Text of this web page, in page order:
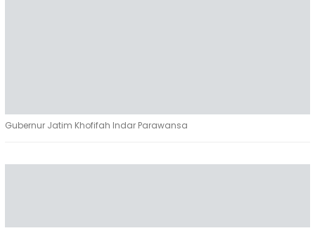
Gubernur Jatim Khofifah Indar Parawansa